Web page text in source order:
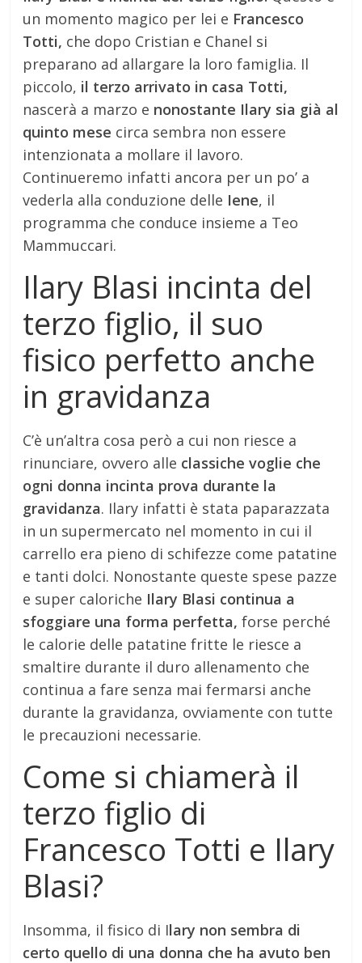
un momento magico per lei e Francesco
Totti, che dopo Cristian e Chanel si
preparano ad allargare la loro famiglia. Il
piccolo, il terzo arrivato in casa Totti,
nascerà a marzo e nonostante Ilary sia già al
quinto mese circa sembra non essere
intenzionata a mollare il lavoro.
Continueremo infatti ancora per un po’ a
vederla alla conduzione delle Iene, il
programma che conduce insieme a Teo
Mammuccari.
Ilary Blasi incinta del
terzo figlio, il suo
fisico perfetto anche
in gravidanza
C’è un’altra cosa però a cui non riesce a
rinunciare, ovvero alle classiche voglie che
ogni donna incinta prova durante la
gravidanza. Ilary infatti è stata paparazzata
in un supermercato nel momento in cui il
carrello era pieno di schifezze come patatine
e tanti dolci. Nonostante queste spese pazze
e super caloriche Ilary Blasi continua a
sfoggiare una forma perfetta, forse perché
le calorie delle patatine fritte le riesce a
smaltire durante il duro allenamento che
continua a fare senza mai fermarsi anche
durante la gravidanza, ovviamente con tutte
le precauzioni necessarie.
Come si chiamerà il
terzo figlio di
Francesco Totti e Ilary
Blasi?
Insomma, il fisico di Ilary non sembra di
certo quello di una donna che ha avuto ben